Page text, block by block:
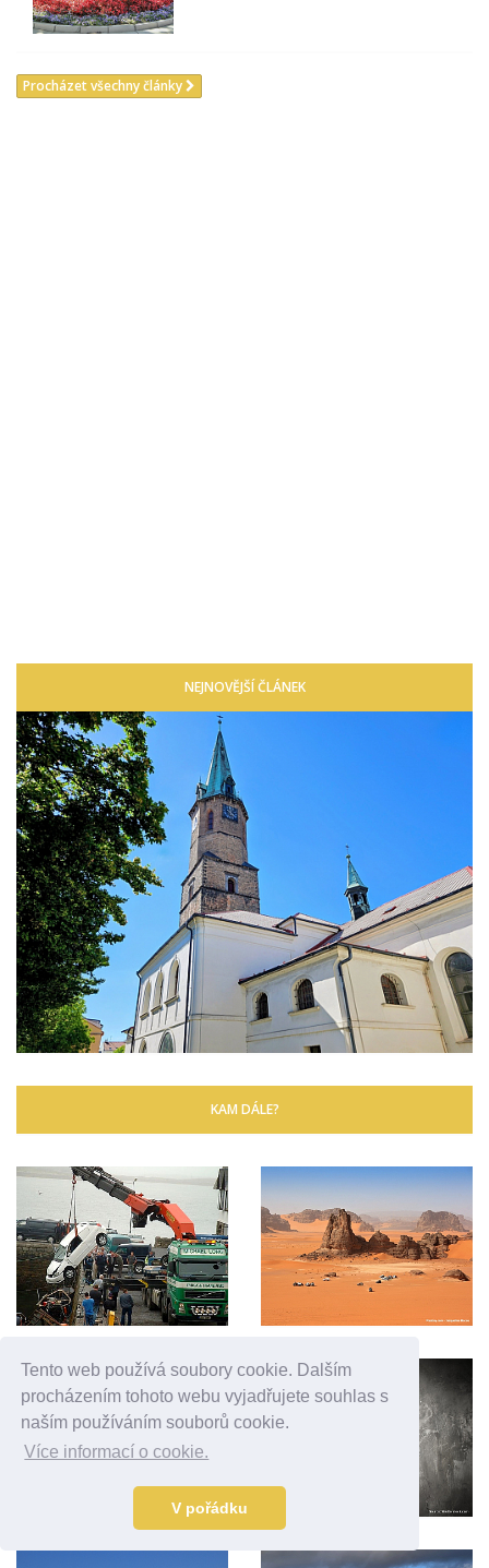
Tento web používá soubory cookie. Dalším
procházením tohoto webu vyjadřujete souhlas s
naším používáním souborů cookie.
Více informací o cookie.
V pořádku
Procházet všechny články
NEJNOVĚJŠÍ ČLÁNEK
KAM DÁLE?